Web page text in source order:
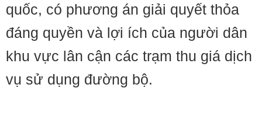
quốc, có phương án giải quyết thỏa
đáng quyền và lợi ích của người dân
khu vực lân cận các trạm thu giá dịch
vụ sử dụng đường bộ.